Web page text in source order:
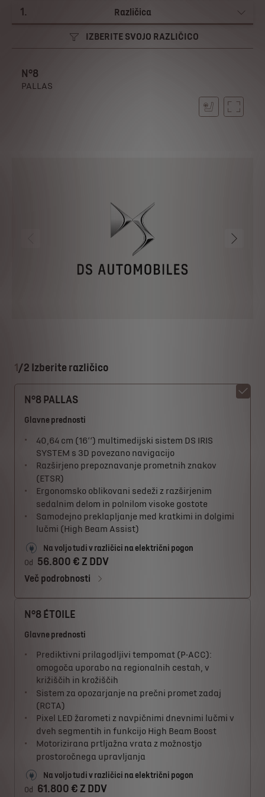
1 . Različica
IZBERITE SVOJO RAZLIČICO
N°8
PALLAS
1 /2 Izberite različico
N°8 PALLAS
Glavne prednosti
40,64 cm (16‘‘) multimedijski sistem DS IRIS
SYSTEM s 3D povezano navigacijo
Razširjeno prepoznavanje prometnih znakov
(ETSR)
Ergonomsko oblikovani sedeži z razširjenim
sedalnim delom in polnilom visoke gostote
Samodejno preklapljanje med kratkimi in dolgimi
lučmi (High Beam Assist)
Na voljo tudi v različici na električni pogon
Od 56.800 € Z DDV
Več podrobnosti
N°8 ÉTOILE
Glavne prednosti
Prediktivni prilagodljivi tempomat (P-ACC):
omogoča uporabo na regionalnih cestah, v
križiščih in krožiščih
Sistem za opozarjanje na prečni promet zadaj
(RCTA)
Pixel LED žarometi z navpičnimi dnevnimi lučmi v
dveh segmentih in funkcijo High Beam Boost
Motorizirana prtljažna vrata z možnostjo
prostoročnega upravljanja
Na voljo tudi v različici na električni pogon
Od 61.800 € Z DDV